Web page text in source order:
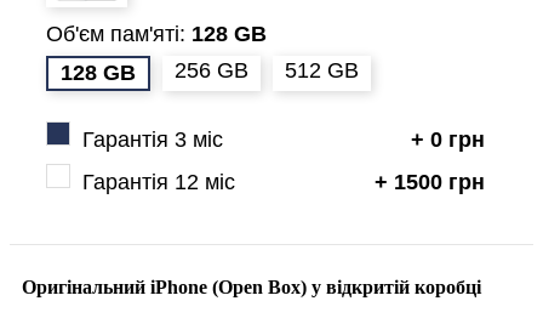
Об'єм пам'яті: 128 GB
128 GB
256 GB 512 GB
Гарантія 3 міс
+ 0 грн
Гарантія 12 міс
+ 1500 грн
Оригінальний iPhone (Open Box) у відкритій коробці